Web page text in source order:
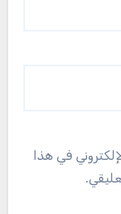
في هذا